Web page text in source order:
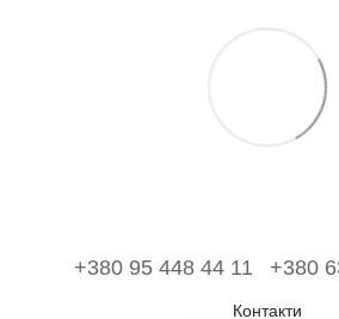
+380 95 448 44 11 +380
Контакти